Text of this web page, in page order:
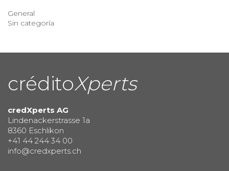
General
Sin categoría
créditoXperts
credXperts AG
Lindenackerstrasse 1a
8360 Eschlikon
+41 44 244 34 00
info@credxperts.ch